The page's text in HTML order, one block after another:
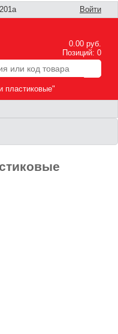
Войти
0.00 руб.
Позиций: 0
пластиковые"